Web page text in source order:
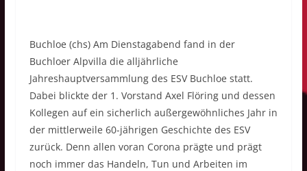
Buchloe (chs) Am Dienstagabend fand in der
Buchloer Alpvilla die alljährliche
Jahreshauptversammlung des ESV Buchloe statt.
Dabei blickte der 1. Vorstand Axel Flöring und dessen
Kollegen auf ein sicherlich außergewöhnliches Jahr in
der mittlerweile 60-jährigen Geschichte des ESV
zurück. Denn allen voran Corona prägte und prägt
noch immer das Handeln, Tun und Arbeiten im